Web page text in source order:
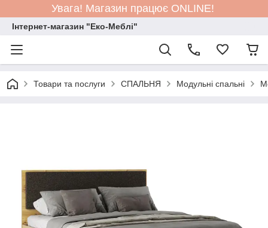
Увага! Магазин працює ONLINE!
Інтернет-магазин "Еко-Меблі"
Товари та послуги СПАЛЬНЯ Модульні спальні